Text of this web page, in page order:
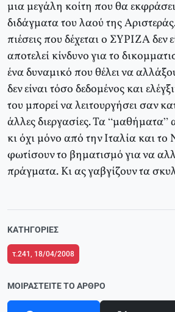
μια μεγάλη κοίτη που θα εκφράσει
διδάγματα του λαού της
πιέσεις που δέχεται ο ΣΥΡΙΖΑ δεν
αποτελεί κίνδυνο για το
ένα δυναμικό που θέλει να
δεν είναι τόσο δεδομένος και
του μπορεί να λειτουργήσει σαν
άλλες διεργασίες. Τα
κι όχι μόνο από την Ιταλία και το
φωτίσουν το βηματισμό για να
πράγματα. Κι ας γαβγίζουν τα
ΚΑΤΗΓΟΡΊΕΣ
τ.241, 18/04/2008
ΜΟΙΡΑΣΤΕΊΤΕ ΤΟ ΆΡΘΡΟ